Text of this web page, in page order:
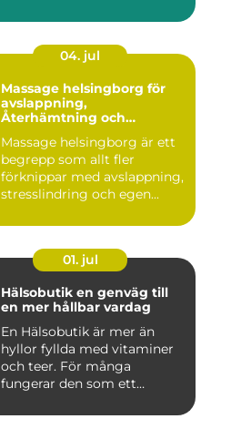
04. jul
Massage helsingborg för
avslappning,
Återhämtning och
Massage helsingborg är ett
begrepp som allt fler
förknippar med avslappning,
stresslindring och egen...
01. jul
Hälsobutik en genväg till
en mer hållbar vardag
En Hälsobutik är mer än
hyllor fyllda med vitaminer
och teer. För många
fungerar den som ett